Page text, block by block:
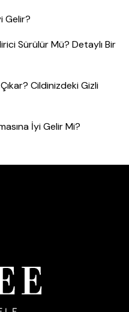
Gelir?
Sürülür Mü? Detaylı Bir
Cildinizdeki Gizli
İyi Gelir Mi?